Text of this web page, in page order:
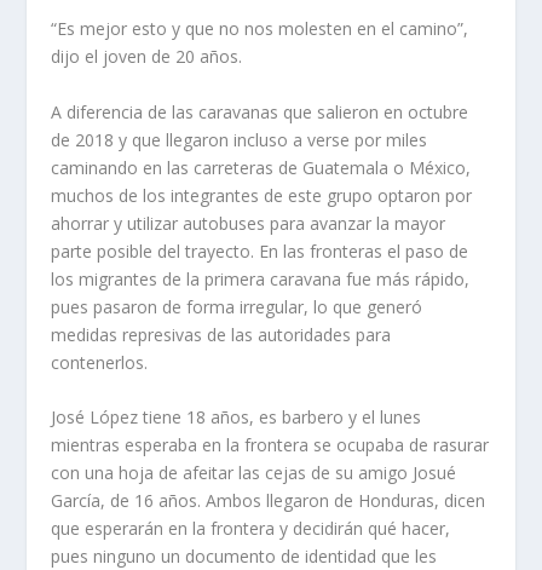
“Es mejor esto y que no nos molesten en el camino”,
dijo el joven de 20 años.
A diferencia de las caravanas que salieron en octubre
de 2018 y que llegaron incluso a verse por miles
caminando en las carreteras de Guatemala o México,
muchos de los integrantes de este grupo optaron por
ahorrar y utilizar autobuses para avanzar la mayor
parte posible del trayecto. En las fronteras el paso de
los migrantes de la primera caravana fue más rápido,
pues pasaron de forma irregular, lo que generó
medidas represivas de las autoridades para
contenerlos.
José López tiene 18 años, es barbero y el lunes
mientras esperaba en la frontera se ocupaba de rasurar
con una hoja de afeitar las cejas de su amigo Josué
García, de 16 años. Ambos llegaron de Honduras, dicen
que esperarán en la frontera y decidirán qué hacer,
pues ninguno un documento de identidad que les